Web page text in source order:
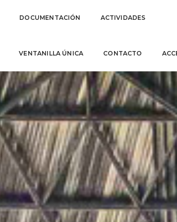
DOCUMENTACIÓN ACTIVIDADES
VENTANILLA ÚNICA CONTACTO